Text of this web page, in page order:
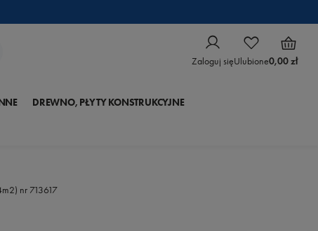
Zaloguj sięUlubione0,00 zł
DREWNO, PŁYTY KONSTRUKCYJNE
nr 713617